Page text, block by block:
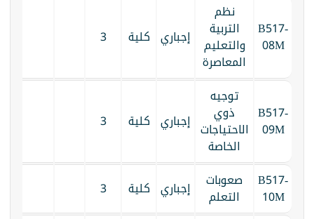
B517-
08M
نظم
التربية
والتعليم
المعاصرة
إجباري كلية 3
B517-
09M
توجيه
ذوي
الاحتياجات
الخاصة
إجباري كلية 3
B517-
10M
صعوبات
التعلم إجباري كلية 3